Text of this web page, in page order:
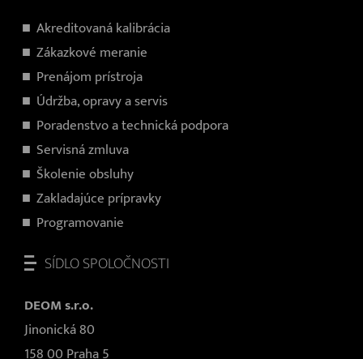
Akreditovaná kalibrácia
Zákazkové meranie
Prenájom prístroja
Údržba, opravy a servis
Poradenstvo a technická podpora
Servisná zmluva
Školenie obsluhy
Zakladajúce prípravky
Programovanie
SÍDLO SPOLOČNOSTI
DEOM s.r.o.
Jinonická 80
158 00 Praha 5